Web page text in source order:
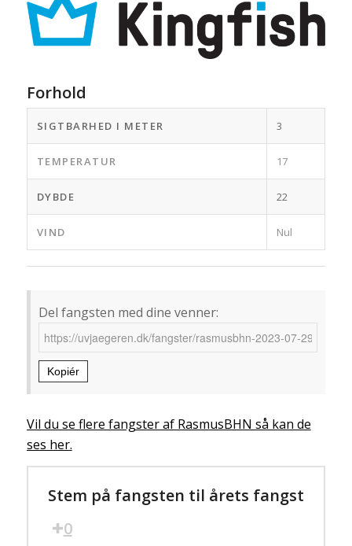
Forhold
SIGTBARHED I METER 3
TEMPERATUR 17
DYBDE 22
VIND Nul
Del fangsten med dine venner:
Kopiér
Vil du se flere fangster af RasmusBHN så kan de
ses her.
Stem på fangsten til årets fangst
0